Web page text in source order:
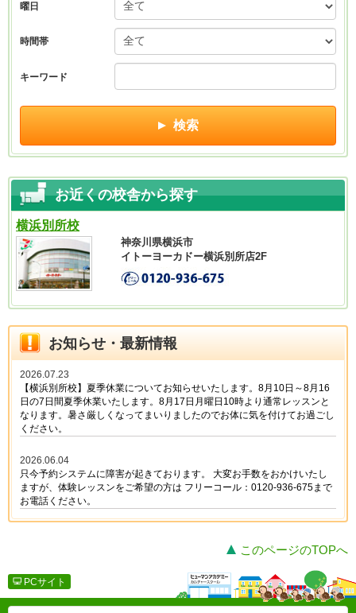
お近くの校舎から探す
横浜別所校
神奈川県横浜市
イトーヨーカドー横浜別所店2F
このページのTOPへ
PCサイト